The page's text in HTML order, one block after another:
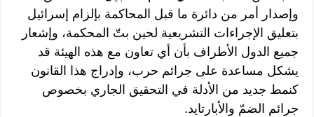
وإصدار أمر من دائرة ما قبل المحاكمة بإلزام إسرائيل
بتعليق الإجراءات التشريعية لحين بتّ المحكمة، وإشعار
جميع الدول الأطراف بأن أي تعاون مع هذه الهيئة قد
يشكل مساعدة على جرائم حرب، وإدراج هذا القانون
كنمط جديد من الأدلة في التحقيق الجاري بخصوص
جرائم الضمّ والأبارتايد.